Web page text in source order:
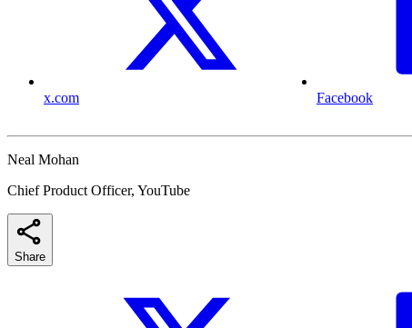
x.com Facebook
Neal Mohan
Chief Product Officer, YouTube
Share